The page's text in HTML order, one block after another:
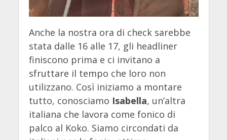
Anche la nostra ora di check sarebbe
stata dalle 16 alle 17, gli headliner
finiscono prima e ci invitano a
sfruttare il tempo che loro non
utilizzano. Così iniziamo a montare
tutto, conosciamo Isabella, un’altra
italiana che lavora come fonico di
palco al Koko. Siamo circondati da